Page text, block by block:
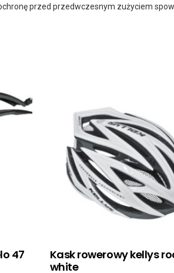
przed przedwczesnym zużyciem
47
Kask rowerowy kellys
white